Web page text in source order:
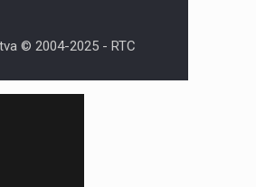
© 2004-2025 - RTC